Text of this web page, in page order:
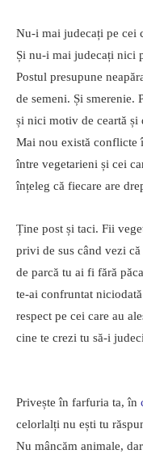
Nu-i mai judecați pe cei
Și nu-i mai judecați nici
Postul presupune
de semeni. Și smerenie.
și nici motiv de ceartă
Mai nou există conflicte
între vegetarieni și cei
înțeleg că fiecare are
Ține post și taci. Fii
privi de sus când vezi
de parcă tu ai fi fără
te-ai confruntat
respect pe cei care au
cine te crezi tu să-i
Privește în farfuria ta, în
celorlalți nu ești tu
Nu mâncăm animale,